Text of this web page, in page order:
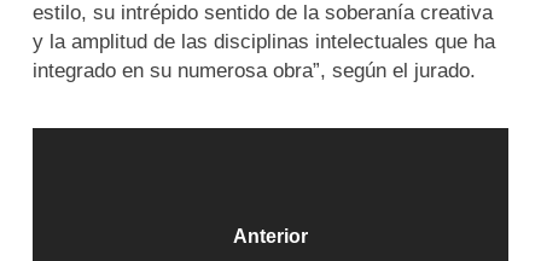
estilo, su intrépido sentido de la soberanía creativa
y la amplitud de las disciplinas intelectuales que ha
integrado en su numerosa obra”, según el jurado.
Anterior